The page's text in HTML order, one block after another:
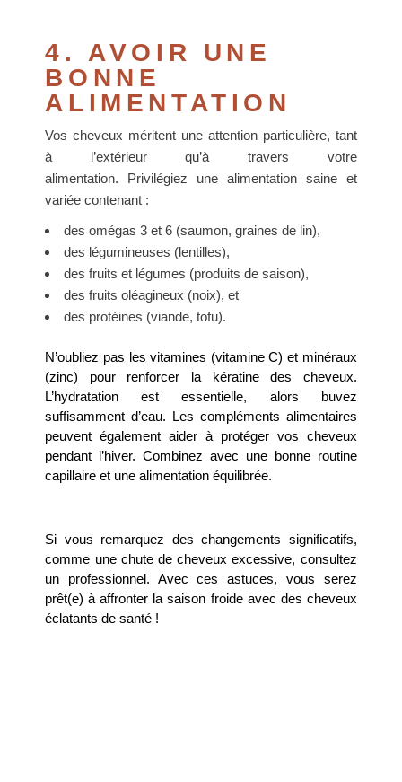
4. AVOIR UNE
BONNE
ALIMENTATION
Vos cheveux méritent une attention particulière, tant
à l’extérieur qu’à travers votre
alimentation. Privilégiez une alimentation saine et
variée contenant :
des omégas 3 et 6 (saumon, graines de lin),
des légumineuses (lentilles),
des fruits et légumes (produits de saison),
des fruits oléagineux (noix), et
des protéines (viande, tofu).
N’oubliez pas les vitamines (vitamine C) et minéraux
(zinc) pour renforcer la kératine des cheveux.
L’hydratation est essentielle, alors buvez
suffisamment d’eau.
Les compléments alimentaires
peuvent également aider à protéger vos cheveux
pendant l’hiver.Combinezavec une bonne routine
capillaire et une alimentation équilibrée.
Si vous remarquez des changements significatifs,
comme une chute de cheveux excessive, consultez
un professionnel. Avec ces astuces, vous serez
prêt(e) à affronter la saison froide avec des cheveux
éclatantsde santé !